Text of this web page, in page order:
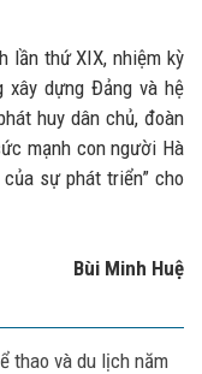
thứ XIX, nhiệm kỳ
xây dựng Đảng và hệ
huy dân chủ, đoàn
mạnh con người Hà
sự phát triển” cho
Bùi Minh Huệ
thao và du lịch năm